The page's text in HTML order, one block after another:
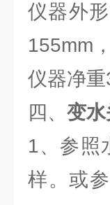
仪器外
155mm，
仪器净
四、 变
1、参照
样。或